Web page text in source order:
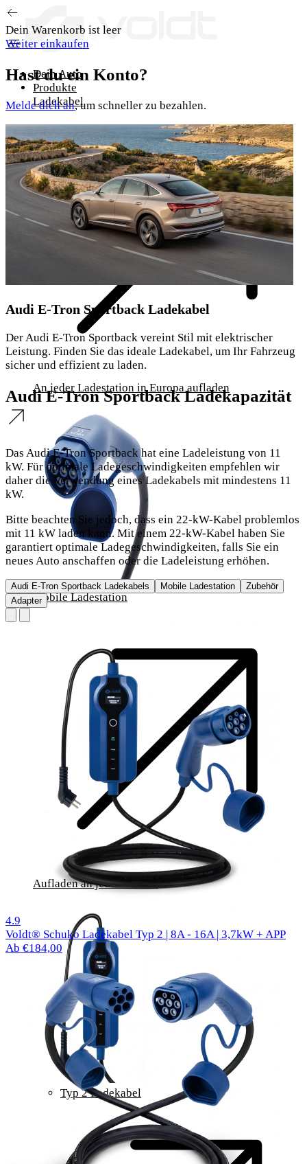
Zum Inhalt springen
Dein Auto
Produkte
Ladekabel
An jeder Ladestation in Europa aufladen
Mobile Ladestation
Aufladen an jeder Buchse
Typ 2 Ladekabel
Dein Warenkorb ist leer
Weiter einkaufen
Hast du ein Konto?
Melde dich an, um schneller zu bezahlen.
Audi E-Tron Sportback Ladekabel
Der Audi E-Tron Sportback vereint Stil mit elektrischer
Leistung. Finden Sie das ideale Ladekabel, um Ihr Fahrzeug
sicher und effizient zu laden.
Audi E-Tron Sportback Ladekapazität
Das Audi E-Tron Sportback hat eine Ladeleistung von 11
kW. Für optimale Ladegeschwindigkeiten empfehlen wir
daher die Verwendung eines Ladekabels mit mindestens 11
kW.
Bitte beachten Sie jedoch, dass ein 22-kW-Kabel problemlos
mit 11 kW laden kann. Mit einem 22-kW-Kabel haben Sie
garantiert optimale Ladegeschwindigkeiten, falls Sie ein
neues Auto anschaffen oder die Ladeleistung erhöhen.
Audi E-Tron Sportback Ladekabels Mobile Ladestation
Zubehör
Adapter
4.9 1000 Bewertungen
Voldt® Schuko Ladekabel Typ 2 | 8A - 16A | 3,7kW + APP
Ab €184,00